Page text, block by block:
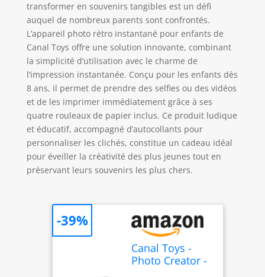
transformer en souvenirs tangibles est un défi
auquel de nombreux parents sont confrontés.
L’appareil photo rétro instantané pour enfants de
Canal Toys offre une solution innovante, combinant
la simplicité d’utilisation avec le charme de
l’impression instantanée. Conçu pour les enfants dès
8 ans, il permet de prendre des selfies ou des vidéos
et de les imprimer immédiatement grâce à ses
quatre rouleaux de papier inclus. Ce produit ludique
et éducatif, accompagné d’autocollants pour
personnaliser les clichés, constitue un cadeau idéal
pour éveiller la créativité des plus jeunes tout en
préservant leurs souvenirs les plus chers.
Canal Toys -
Photo Creator -
-39%